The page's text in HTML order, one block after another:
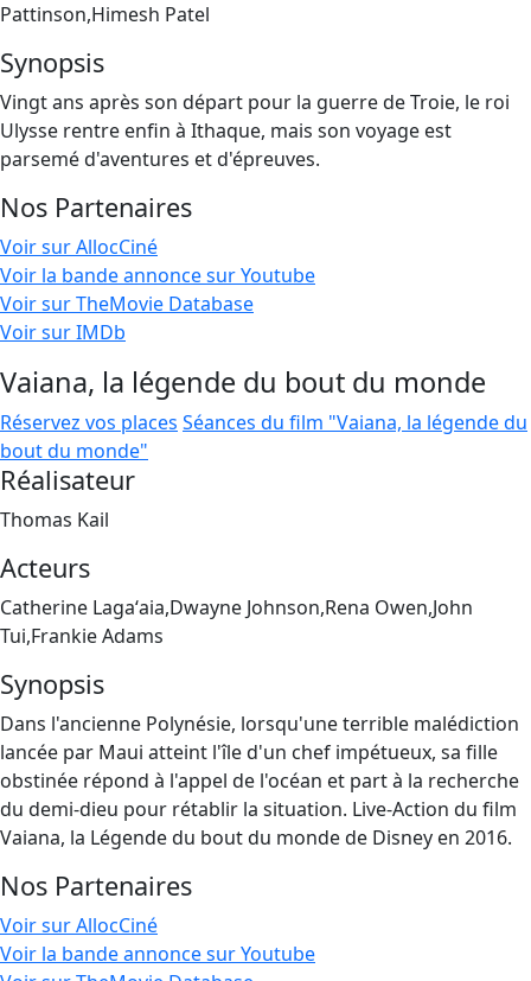
Pattinson,Himesh Patel
Synopsis
Vingt ans après son départ pour la guerre de Troie, le roi
Ulysse rentre enfin à Ithaque, mais son voyage est
parsemé d'aventures et d'épreuves.
Nos Partenaires
Voir sur AllocCiné
Voir la bande annonce sur Youtube
Voir sur TheMovie Database
Voir sur IMDb
Vaiana, la légende du bout du monde
Réservez vos places Séances du film "Vaiana, la légende du
bout du monde"
Réalisateur
Thomas Kail
Acteurs
Catherine Lagaʻaia,Dwayne Johnson,Rena Owen,John
Tui,Frankie Adams
Synopsis
Dans l'ancienne Polynésie, lorsqu'une terrible malédiction
lancée par Maui atteint l'île d'un chef impétueux, sa fille
obstinée répond à l'appel de l'océan et part à la recherche
du demi-dieu pour rétablir la situation. Live-Action du film
Vaiana, la Légende du bout du monde de Disney en 2016.
Nos Partenaires
Voir sur AllocCiné
Voir la bande annonce sur Youtube